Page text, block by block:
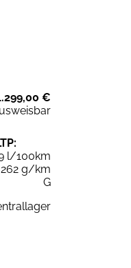
€
l/100km
262 g/km
G